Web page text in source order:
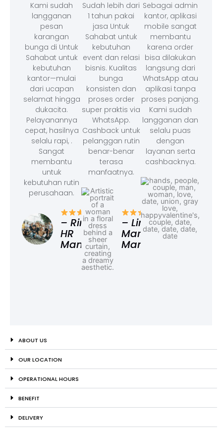
Kami sudah
langganan
pesan
karangan
bunga di Untuk
Sahabat untuk
kebutuhan
kantor—mulai
dari ucapan
selamat hingga
dukacita.
Pelayanannya
cepat, hasilnya
selalu rapi, .
Sangat
membantu
untuk
kebutuhan rutin
perusahaan.
– Rina,
HR
Manager
Sudah lebih dari
1 tahun pakai
jasa Untuk
Sahabat untuk
kebutuhan
event dan relasi
bisnis. Kualitas
bunga
konsisten dan
proses order
super praktis via
WhatsApp.
Cashback untuk
pelanggan rutin
benar-benar
terasa
manfaatnya.
– Linda,
Marketing
Manager
Sebagai admin
kantor, aplikasi
mobile sangat
membantu
karena order
bisa dilakukan
langsung dari
WhatsApp atau
aplikasi tanpa
proses panjang.
Kami sudah
langganan dan
selalu puas
dengan
layanan serta
cashbacknya.
ABOUT US
OUR LOCATION
OPERATIONAL HOURS
BENEFIT
DELIVERY